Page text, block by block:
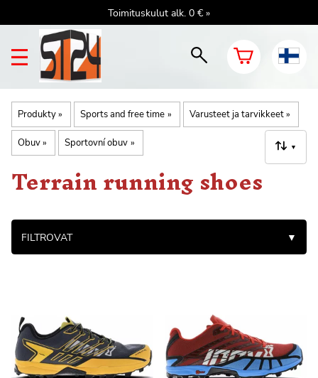
Toimituskulut alk. 0 € »
Produkty‪» Sports and free time ‪» Varusteet ja tarvikkeet‪»
Obuv‪» Sportovní obuv ‪» ▼
Terrain running shoes
FILTROVAT ▼